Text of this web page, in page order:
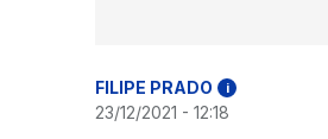
FILIPE PRADO i
23/12/2021 - 12:18